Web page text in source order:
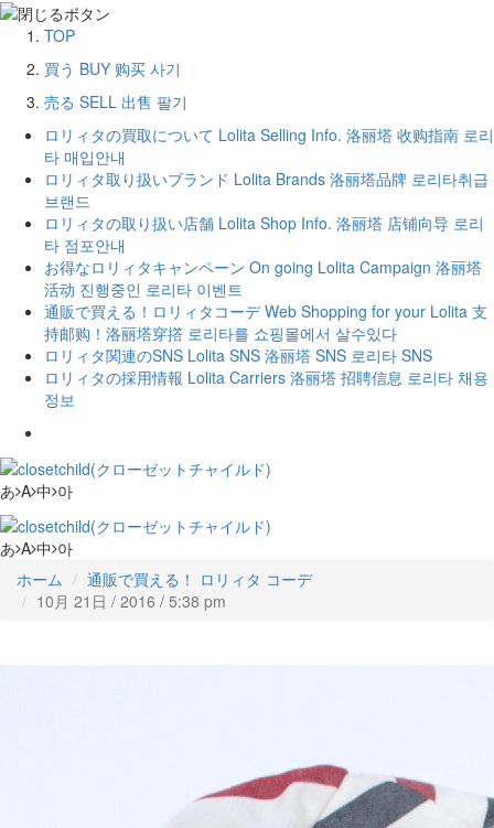
TOP
買う BUY 购买 사기
売る SELL 出售 팔기
ロリィタの買取について Lolita Selling Info. 洛丽塔 收购指南 로리
타 매입안내
ロリィタ取り扱いブランド Lolita Brands 洛丽塔品牌 로리타취급
브랜드
ロリィタの取り扱い店舗 Lolita Shop Info. 洛丽塔 店铺向导 로리
타 점포안내
お得なロリィタキャンペーン On going Lolita Campaign 洛丽塔
活动 진행중인 로리타 이벤트
通販で買える！ロリィタコーデ Web Shopping for your Lolita 支
持邮购！洛丽塔穿撘 로리타를 쇼핑몰에서 살수있다
ロリィタ関連のSNS Lolita SNS 洛丽塔 SNS 로리타 SNS
ロリィタの採用情報 Lolita Carriers 洛丽塔 招聘信息 로리타 채용
정보
あ A 中 아
あ A 中 아
ホーム
通販で買える！ ロリィタ コーデ
10月 21日 / 2016 / 5:38 pm